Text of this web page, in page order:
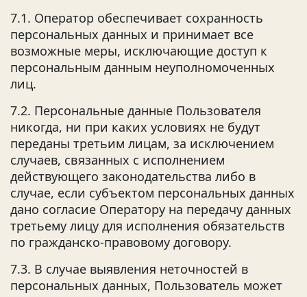
7.1. Оператор обеспечивает сохранность
персональных данных и принимает все
возможные меры, исключающие доступ к
персональным данным неуполномоченных
лиц.
7.2. Персональные данные Пользователя
никогда, ни при каких условиях не будут
переданы третьим лицам, за исключением
случаев, связанных с исполнением
действующего законодательства либо в
случае, если субъектом персональных данных
дано согласие Оператору на передачу данных
третьему лицу для исполнения обязательств
по гражданско-правовому договору.
7.3. В случае выявления неточностей в
персональных данных, Пользователь может